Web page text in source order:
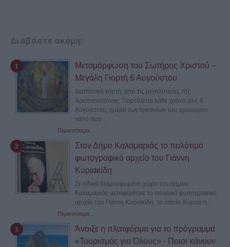
Διαβάστε ακόμη:
Μεταμόρφωση του Σωτήρος Χριστού –
Μεγάλη Γιορτή 6 Αυγούστου
Δεσποτική εορτή, από τις μεγαλύτερες της
Χριστιανοσύνης. Γιορτάζεται κάθε χρόνο στις 6
Αυγούστου, ημέρα των εγκαινίων του ομώνυμου
ναού που...
Περισσότερα...
Στον Δήμο Καλαμαριάς το πολύτιμο
φωτογραφικό αρχείο του Γιάννη
Κυριακίδη
Σε ειδικά διαμορφωμένο χώρο του Δήμου
Καλαμαριάς μεταφέρθηκε το ιστορικό φωτογραφικό
αρχείο του Γιάννη Κυριακίδη, το οποίο δώρισε η...
Περισσότερα...
Άνοιξε η πλατφόρμα για το πρόγραμμα
«Τουρισμός για Όλους» - Ποιοι κάνουν